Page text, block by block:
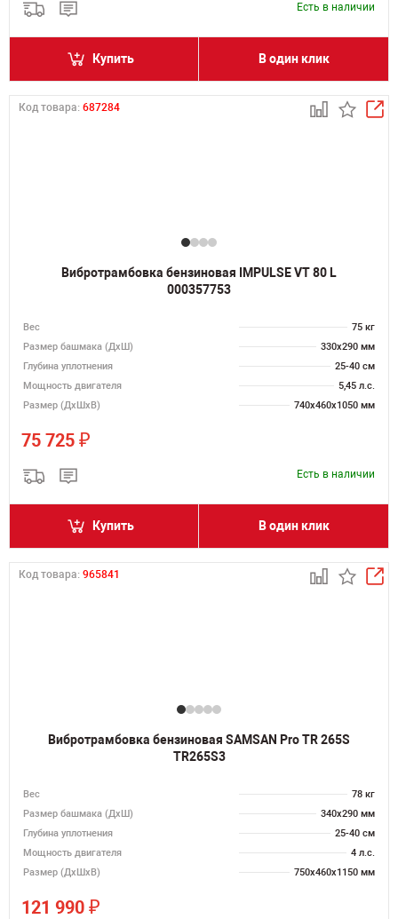
Есть в наличии
Купить В один клик
Код товара: 687284
Вибротрамбовка бензиновая IMPULSE VT 80 L
000357753
Вес
75 кг
Размер башмака (ДхШ)
330х290 мм
Глубина уплотнения
25-40 см
Мощность двигателя
5,45 л.с.
Размер (ДхШхВ)
740х460х1050 мм
75 725 ₽
Есть в наличии
Купить В один клик
Код товара: 965841
Вибротрамбовка бензиновая SAMSAN Pro TR 265S
TR265S3
Вес
78 кг
Размер башмака (ДхШ)
340х290 мм
Глубина уплотнения
25-40 см
Мощность двигателя
4 л.с.
Размер (ДхШхВ)
750х460х1150 мм
121 990 ₽